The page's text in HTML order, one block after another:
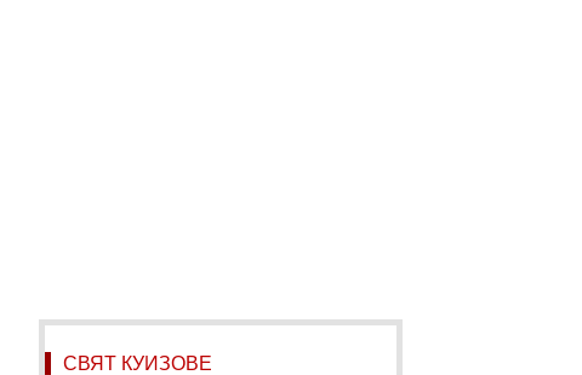
СВЯТ КУИЗОВЕ